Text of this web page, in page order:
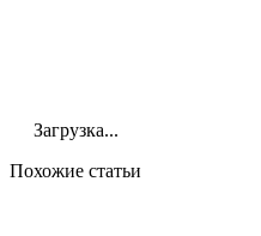
Загрузка...
Похожие статьи